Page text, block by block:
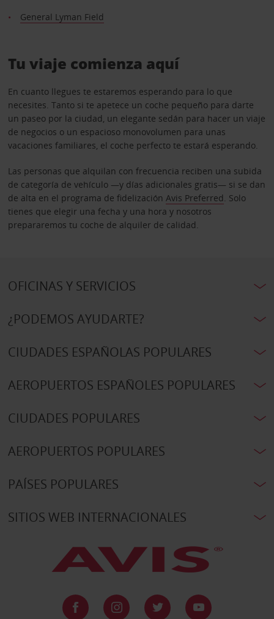
General Lyman Field
Tu viaje comienza aquí
En cuanto llegues te estaremos esperando para lo que
necesites. Tanto si te apetece un coche pequeño para darte
un paseo por la ciudad, un elegante sedán para hacer un viaje
de negocios o un espacioso monovolumen para unas
vacaciones familiares, el coche perfecto te estará esperando.
Las personas que alquilan con frecuencia reciben una subida
de categoría de vehículo —y días adicionales gratis— si se dan
de alta en el programa de fidelización Avis Preferred. Solo
tienes que elegir una fecha y una hora y nosotros
prepararemos tu coche de alquiler de calidad.
OFICINAS Y SERVICIOS
¿PODEMOS AYUDARTE?
CIUDADES ESPAÑOLAS POPULARES
AEROPUERTOS ESPAÑOLES POPULARES
CIUDADES POPULARES
AEROPUERTOS POPULARES
PAÍSES POPULARES
SITIOS WEB INTERNACIONALES